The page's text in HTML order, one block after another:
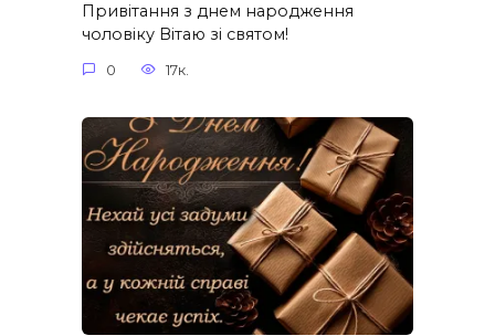
Привітання з днем народження
чоловіку Вітаю зі святом!
0 17к.